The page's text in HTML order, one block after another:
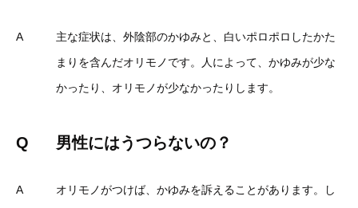
A
主な症状は、外陰部のかゆみと、白いポロポロしたかた
まりを含んだオリモノです。人によって、かゆみが少な
かったり、オリモノが少なかったりします。
Q 男性にはうつらないの？
A
オリモノがつけば、かゆみを訴えることがあります。し